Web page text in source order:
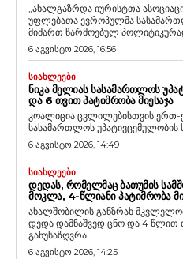
„ახალგაზრდა იურისტთა
უფლებათა ევროპულმა
მიმართ წარმოებულ
6 აგვისტო 2026, 16:56
ᲡᲘᲐᲮᲚᲔᲔᲑᲘ
ᲜᲘᲙᲐ ᲛᲔᲚᲘᲐᲡ ᲡᲐᲡᲐᲛᲐᲠᲗᲚᲝᲡ
ᲓᲐ 6 ᲗᲕᲘᲗ ᲞᲐᲢᲘᲛᲠᲝᲑᲐ ᲛᲘᲔᲡᲐᲯᲐ
კოალიცია ცვლილებისთვის
სასამართლოს უპატივცემულობის
6 აგვისტო 2026, 14:49
ᲡᲘᲐᲮᲚᲔᲔᲑᲘ
ᲓᲔᲓᲐᲡ, ᲠᲝᲛᲔᲚᲛᲐᲪ ᲑᲐᲗᲣᲛᲘᲡ
ᲛᲝᲙᲚᲐ, 4-ᲬᲚᲘᲐᲜᲘ ᲞᲐᲢᲘᲛᲠᲝᲑᲐ
ახალშობილის განზრახ
დედა დამნაშვედ ცნო და 4 წლით
განუსაზღვრა....
6 აგვისტო 2026, 14:25